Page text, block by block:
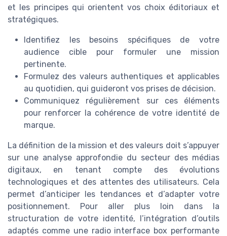
et les principes qui orientent vos choix éditoriaux et
stratégiques.
Identifiez les besoins spécifiques de votre
audience cible pour formuler une mission
pertinente.
Formulez des valeurs authentiques et applicables
au quotidien, qui guideront vos prises de décision.
Communiquez régulièrement sur ces éléments
pour renforcer la cohérence de votre identité de
marque.
La définition de la mission et des valeurs doit s’appuyer
sur une analyse approfondie du secteur des médias
digitaux, en tenant compte des évolutions
technologiques et des attentes des utilisateurs. Cela
permet d’anticiper les tendances et d’adapter votre
positionnement. Pour aller plus loin dans la
structuration de votre identité, l’intégration d’outils
adaptés comme une radio interface box performante